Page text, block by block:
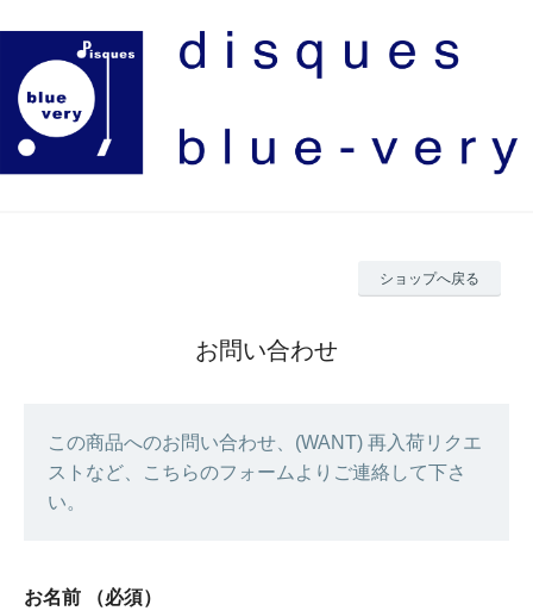
ショップへ戻る
お問い合わせ
この商品へのお問い合わせ、(WANT) 再入荷リクエ
ストなど、こちらのフォームよりご連絡して下さ
い。
お名前 （必須）